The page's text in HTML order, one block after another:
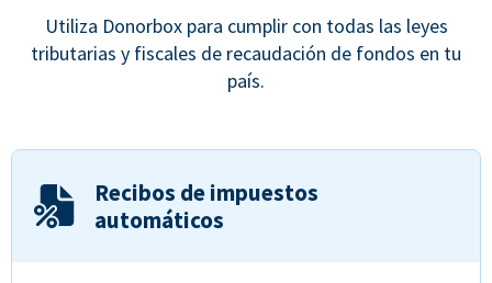
Utiliza Donorbox para cumplir con todas las leyes
tributarias y fiscales de recaudación de fondos en tu
país.
Recibos de impuestos
automáticos